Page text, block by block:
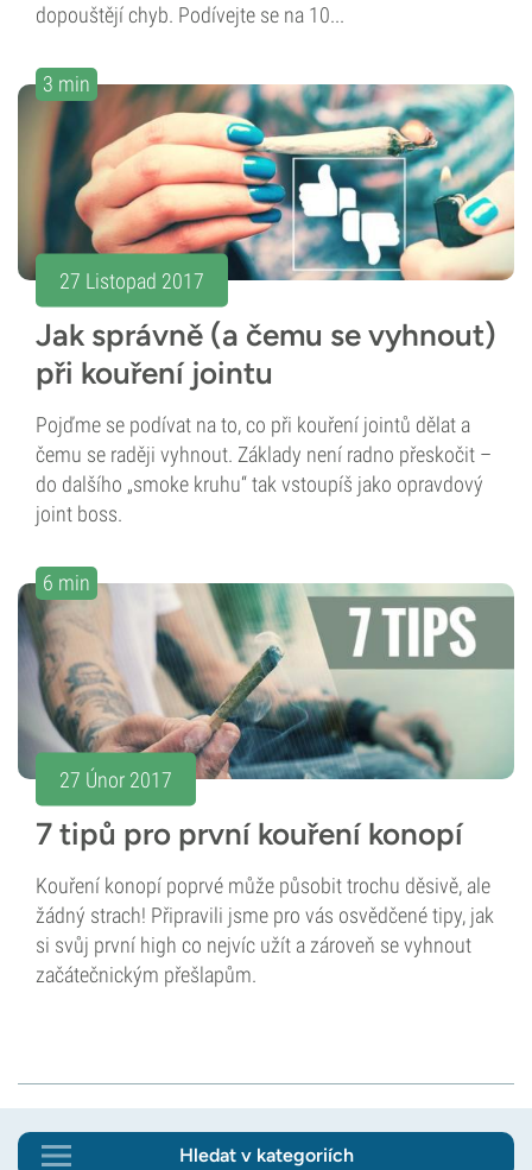
dopouštějí chyb. Podívejte se na 10...
3 min
27 Listopad 2017
Jak správně (a čemu se vyhnout)
při kouření jointu
Pojďme se podívat na to, co při kouření jointů dělat a
čemu se raději vyhnout. Základy není radno přeskočit –
do dalšího „smoke kruhu“ tak vstoupíš jako opravdový
joint boss.
6 min
27 Únor 2017
7 tipů pro první kouření konopí
Kouření konopí poprvé může působit trochu děsivě, ale
žádný strach! Připravili jsme pro vás osvědčené tipy, jak
si svůj první high co nejvíc užít a zároveň se vyhnout
začátečnickým přešlapům.
Hledat v kategoriích